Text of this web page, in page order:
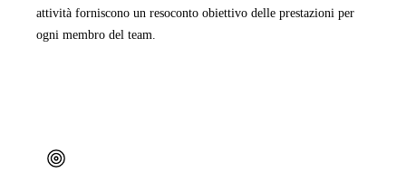
attività forniscono un resoconto obiettivo delle prestazioni per
ogni membro del team.